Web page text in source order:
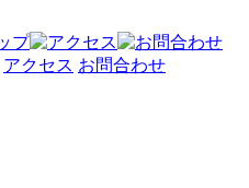
アクセス お問合わせ